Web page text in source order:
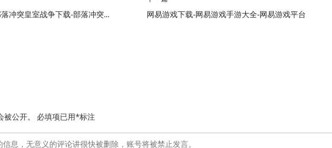
部落冲突下载-部落冲突皇室战争下载-部落冲突破解下载-部落冲突腾讯版下载
网易游戏下载-网易游戏手游大全-网易游戏平台
被公开。 必填项已用*标注